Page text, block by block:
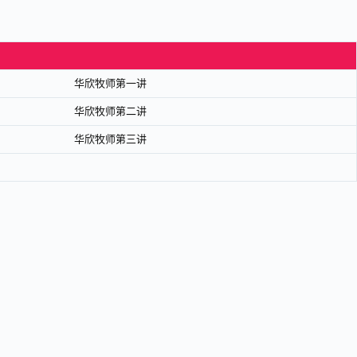
华欣牧师第一讲
华欣牧师第二讲
华欣牧师第三讲